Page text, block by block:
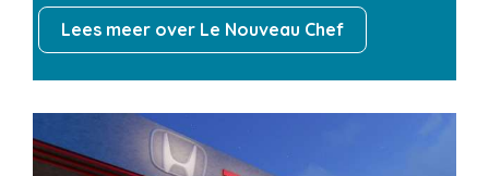
Lees meer over Le Nouveau Chef